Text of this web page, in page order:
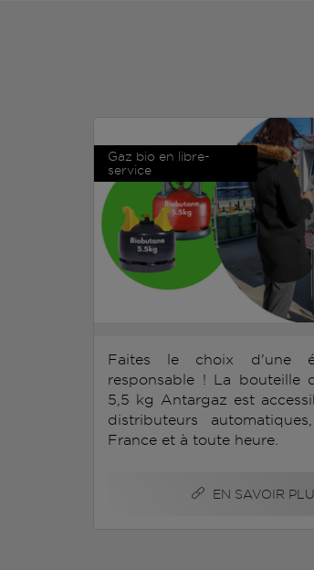
Gaz bio en libre-
service
Faites le choix d'une
responsable ! La bouteille
5,5 kg Antargaz est
distributeurs
France et à toute heure.
EN SAVOIR